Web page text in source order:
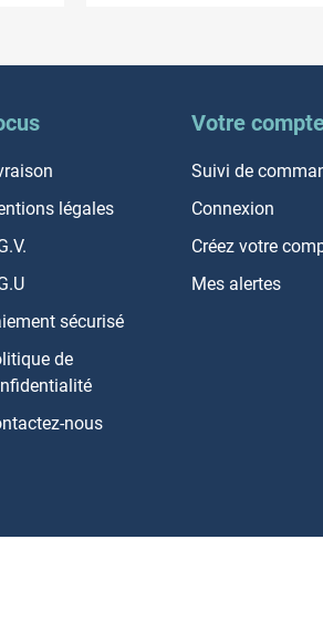
légales
sécurisé
de
nous
Votre
Suivi de
Connexion
Créez votre
Mes alertes